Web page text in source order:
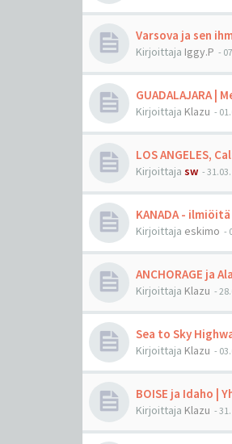
Varsova ja sen
Kirjoittaja Iggy.P -
GUADALAJARA |
Kirjoittaja Klazu -
LOS ANGELES,
Kirjoittaja sw -
KANADA -
Kirjoittaja eskimo -
ANCHORAGE ja
Kirjoittaja Klazu -
Sea to Sky
Kirjoittaja Klazu -
BOISE ja Idaho |
Kirjoittaja Klazu -